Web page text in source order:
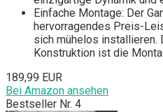
Einfache Montage: Der
hervorragendes Preis-
sich mühelos installieren.
Konstruktion ist die
189,99 EUR
Bei Amazon ansehen
Bestseller Nr. 4